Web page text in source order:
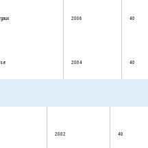
2006 40
2004 40
2002 40